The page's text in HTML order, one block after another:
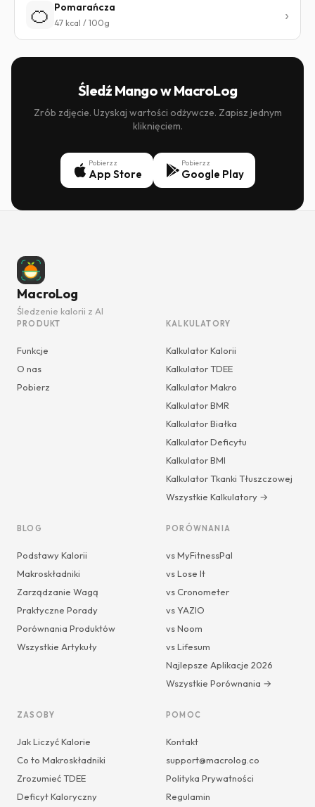
🍊 Pomarańcza
47 kcal / 100g
Śledź Mango w MacroLog
Zrób zdjęcie. Uzyskaj wartości odżywcze. Zapisz jednym
kliknięciem.
Pobierz z
App Store
Pobierz z
Google Play
MacroLog
Śledzenie kalorii z AI
PRODUKT
Funkcje
O nas
Pobierz
KALKULATORY
Kalkulator Kalorii
Kalkulator TDEE
Kalkulator Makro
Kalkulator BMR
Kalkulator Białka
Kalkulator Deficytu
Kalkulator BMI
Kalkulator Tkanki Tłuszczowej
Wszystkie Kalkulatory →
BLOG
Podstawy Kalorii
Makroskładniki
Zarządzanie Wagą
Praktyczne Porady
Porównania Produktów
Wszystkie Artykuły
PORÓWNANIA
vs MyFitnessPal
vs Lose It
vs Cronometer
vs YAZIO
vs Noom
vs Lifesum
Najlepsze Aplikacje 2026
Wszystkie Porównania →
ZASOBY
Jak Liczyć Kalorie
Co to Makroskładniki
Zrozumieć TDEE
Deficyt Kaloryczny
POMOC
Kontakt
support@macrolog.co
Polityka Prywatności
Regulamin